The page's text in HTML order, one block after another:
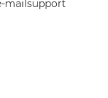
mailsupport